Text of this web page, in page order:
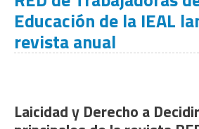
Educación de la IEAL
revista anual
Laicidad y Derecho a